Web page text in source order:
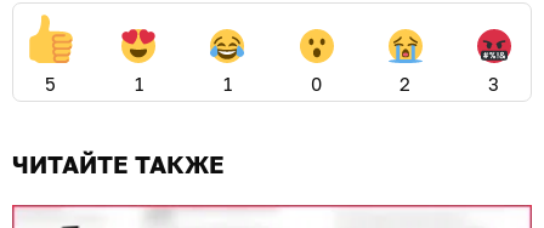
5 1 1 0 2 3
ЧИТАЙТЕ ТАКЖЕ